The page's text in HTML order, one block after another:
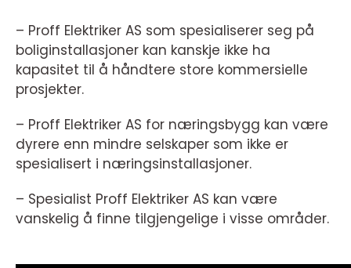
– Proff Elektriker AS som spesialiserer seg på
boliginstallasjoner kan kanskje ikke ha
kapasitet til å håndtere store kommersielle
prosjekter.
– Proff Elektriker AS for næringsbygg kan være
dyrere enn mindre selskaper som ikke er
spesialisert i næringsinstallasjoner.
– Spesialist Proff Elektriker AS kan være
vanskelig å finne tilgjengelige i visse områder.